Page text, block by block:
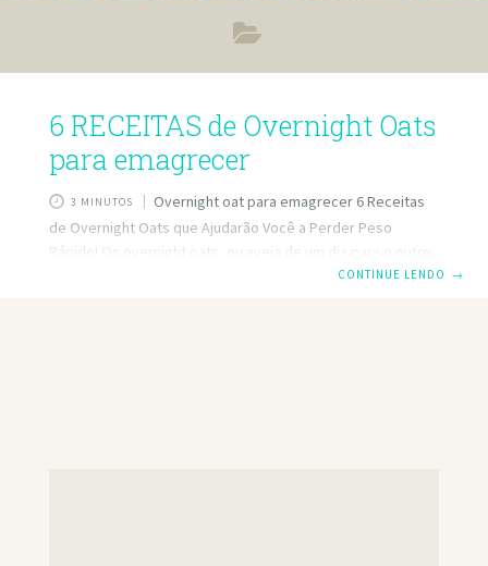
6 RECEITAS de Overnight Oats
para emagrecer
3 MINUTOS
Overnight oat para emagrecer 6 Receitas
de Overnight Oats que Ajudarão Você a Perder Peso
Rápido! Os overnight oats, ou aveia de um dia para o outro,
são uma opção prática e nutritiva para o café da manhã ou
CONTINUE LENDO →